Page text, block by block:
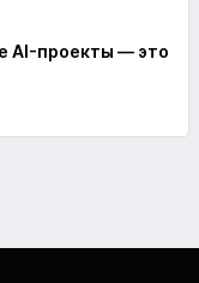
AI-проекты — это